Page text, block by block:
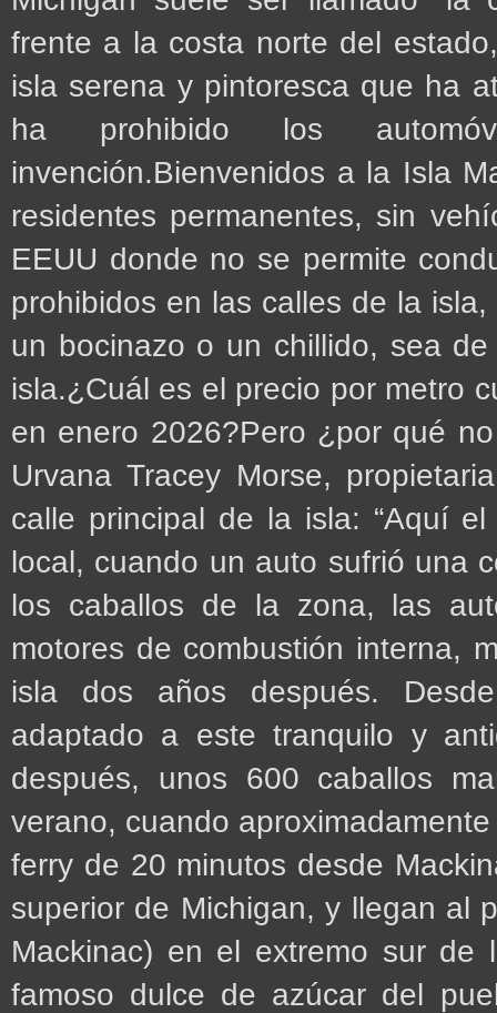
frente a la costa norte del
isla serena y pintoresca que ha
ha prohibido los
invención.Bienvenidos a la Isla
residentes permanentes, sin
EEUU donde no se permite
prohibidos en las calles de la
un bocinazo o un chillido, sea
isla.¿Cuál es el precio por metro
en enero 2026?Pero ¿por qué
Urvana Tracey Morse,
calle principal de la isla: “Aquí
local, cuando un auto sufrió una
los caballos de la zona, las
motores de combustión interna,
isla dos años después.
adaptado a este tranquilo y
después, unos 600 caballos
verano, cuando
ferry de 20 minutos desde
superior de Michigan, y llegan al
Mackinac) en el extremo sur de
famoso dulce de azúcar del